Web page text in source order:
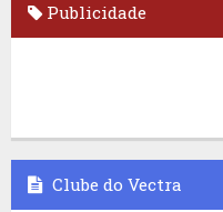
Publicidade
Clube do Vectra